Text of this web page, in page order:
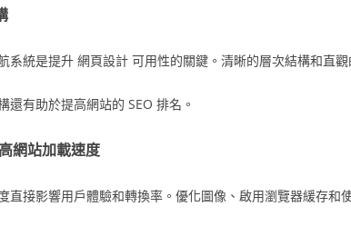
系統是提升 網頁設計 可用性的關鍵。清晰的層次結構和直
還有助於提高網站的 SEO 排名。
網站加載速度
直接影響用戶體驗和轉換率。優化圖像、啟用瀏覽器緩存